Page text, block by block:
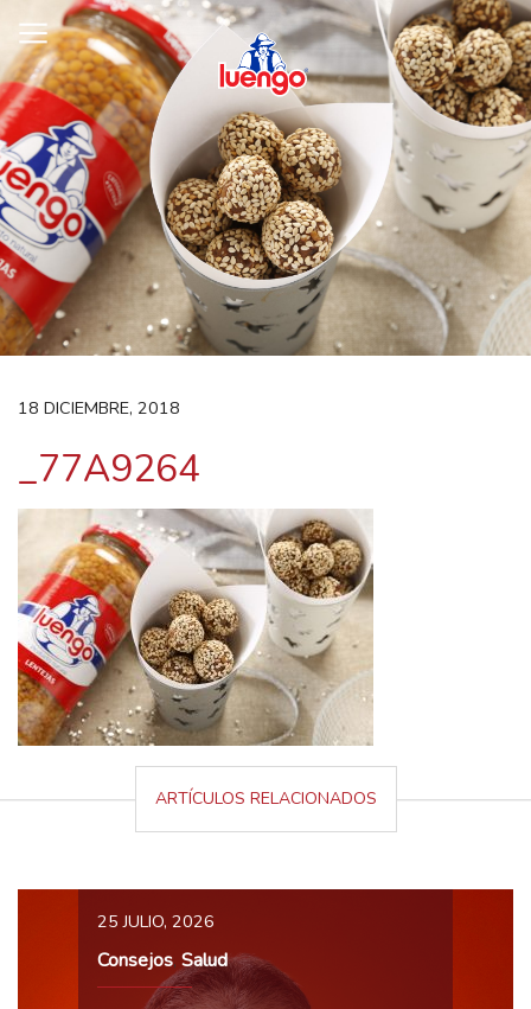
content
18 DICIEMBRE, 2018
_77A9264
ARTÍCULOS RELACIONADOS
25 JULIO, 2026
Consejos, Salud